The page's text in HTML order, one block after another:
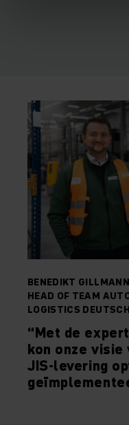
BENEDIKT GILLMANN
HEAD OF TEAM
LOGISTICS
“Met de
kon onze
JIS-levering